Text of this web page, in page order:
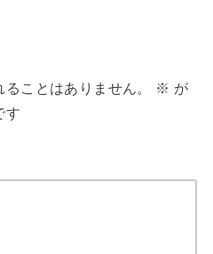
ことはありません。 ※ が
す